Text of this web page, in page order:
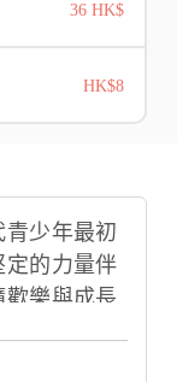
36 HK$
HK$8
少年最初
的力量伴
樂與成長
新故事即